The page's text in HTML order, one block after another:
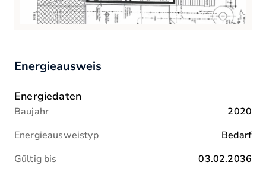
Platz für Ihre Fahrzeuge und mehr.
• Das Gäste-WC und der Komfort der
Eigenheims ab.
modernen Luxus mit nachhaltigem
Ihre Familie willkommen zu heißen.
Bis bald!
Energieausweis
Energiedaten
Baujahr
2020
Energieausweistyp
Bedarf
Gültig bis
03.02.2036